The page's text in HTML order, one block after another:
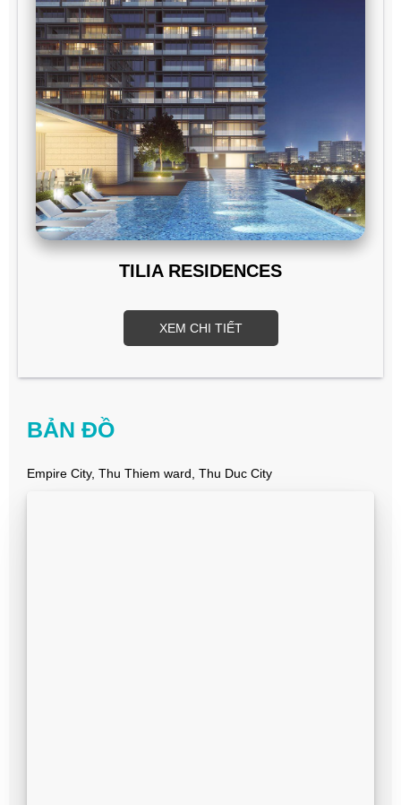
TILIA RESIDENCES
XEM CHI TIẾT
BẢN ĐỒ
Empire City, Thu Thiem ward, Thu Duc City